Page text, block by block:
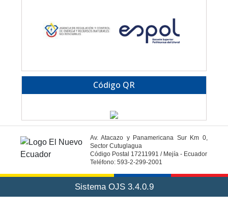
Código QR
Av. Atacazo y Panamericana Sur Km 0,
Sector Cutuglagua
Código Postal 17211991 / Mejía - Ecuador
Teléfono: 593-2-299-2001
Sistema OJS 3.4.0.9